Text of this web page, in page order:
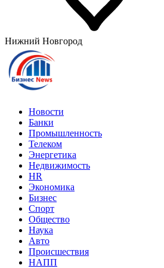
Нижний Новгород
Новости
Банки
Промышленность
Телеком
Энергетика
Недвижимость
HR
Экономика
Бизнес
Спорт
Общество
Наука
Авто
Происшествия
НАПП